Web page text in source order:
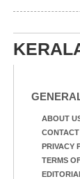
ABOUT
PRIVACY
TERMS